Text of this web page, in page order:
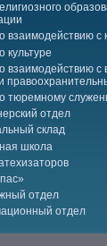
взаимодействию с
культуре
взаимодействию с
тюремному
отдел
склад
школа
отдел
отдел